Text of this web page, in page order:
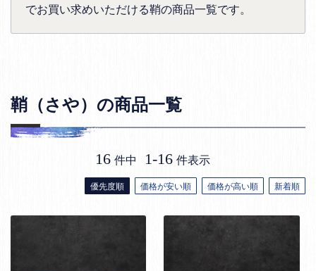
でお買い求めいただける鞘の商品一覧です。
鞘（さや）の商品一覧
優先度順 価格が安い順 価格が高い順 新着順
16 件中 1-16 件表示